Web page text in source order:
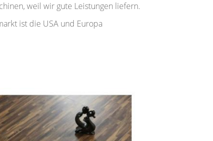
weil wir gute Leistungen liefern.
ist die USA und Europa